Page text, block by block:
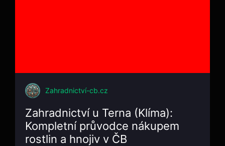
Zahradnictví-cb.cz
Zahradnictví u Terna (Klíma):
Kompletní průvodce nákupem
rostlin a hnojiv v ČB